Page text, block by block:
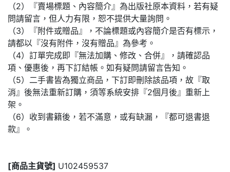
（2）『賣場標題、內容簡介』為出版社原本資料，若有疑
問請留言，但人力有限，恕不提供大量詢問。
（3）『附件或贈品』，不論標題或內容簡介是否有標示，
請都以『沒有附件，沒有贈品』為參考。
（4）訂單完成即『無法加購、修改、合併』，請確認品
項、優惠後，再下訂結帳。如有疑問請留言告知。
（5）二手書皆為獨立商品，下訂即刪除該品項，故『取
消』後無法重新訂購，須等系統安排『2個月後』重新上
架。
（6）收到書籍後，若不滿意，或有缺漏，『都可退書退
款』。
[商品主貨號] U102459537